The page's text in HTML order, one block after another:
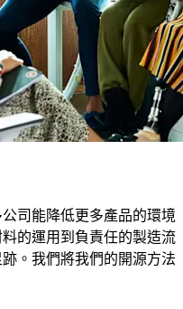
司能降低更多產品的環境
的運用到負責任的製造流
。我們將我們的開源方法